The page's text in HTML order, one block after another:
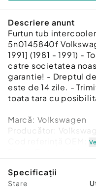
Descriere anunt
Furtun tub
5n0145840f
1991] (1981 - 1991) -
catre societatea
garantie! - Dreptul
este de 14 zile. -
toata tara cu
Marcă: Volkswagen
Producător:
Cod referinţă OEM:
Garanție
Specificații
Stare